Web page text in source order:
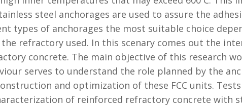
steel anchorages are used to assure the
types of anchorages the most suitable choice
refractory used. In this scenary comes out the
concrete. The main objective of this research
serves to understand the role planned by the
and optimization of these FCC units.
of reinforced refractory concrete with